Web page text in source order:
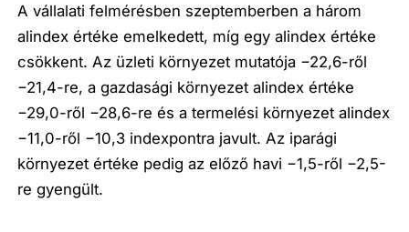
A vállalati felmérésben szeptemberben a három
alindex értéke emelkedett, míg egy alindex értéke
csökkent. Az üzleti környezet mutatója −22,6-ről
−21,4-re, a gazdasági környezet alindex értéke
−29,0-ről −28,6-re és a termelési környezet alindex
−11,0-ről −10,3 indexpontra javult. Az iparági
környezet értéke pedig az előző havi −1,5-ről −2,5-
re gyengült.